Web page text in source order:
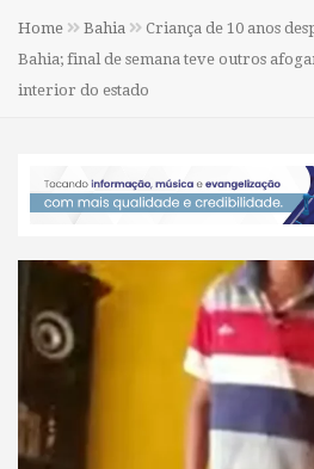
Home Bahia
Criança de 10 anos
Bahia; final de semana teve outros
interior do estado